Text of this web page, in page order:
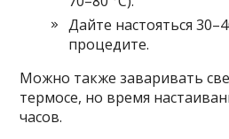
Дайте настояться
процедите.
Можно также заваривать
термосе, но время
часов.